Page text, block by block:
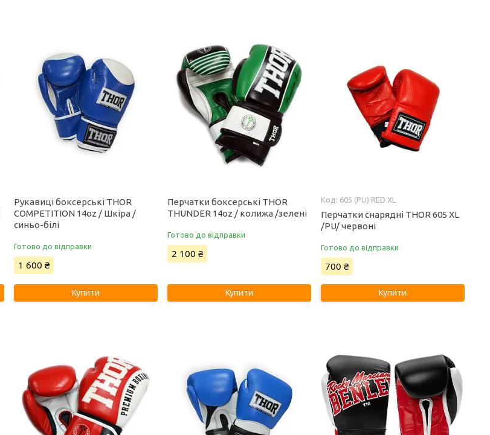
Рукавиці боксерські THOR
COMPETITION 14oz / Шкіра /
синьо-білі
Готово до відправки
1 600 ₴
Купити
Перчатки боксерські THOR
THUNDER 14oz / колижа /зелені
Готово до відправки
2 100 ₴
Купити
605 (PU) RED XL
Перчатки снарядні THOR 605 XL
/PU/ червоні
Готово до відправки
700 ₴
Купити